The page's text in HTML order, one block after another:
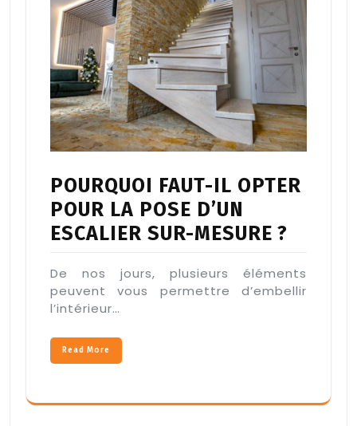
POURQUOI FAUT-IL OPTER
POUR LA POSE D’UN
ESCALIER SUR-MESURE ?
De nos jours, plusieurs éléments
peuvent vous permettre d’embellir
l’intérieur…
Read More